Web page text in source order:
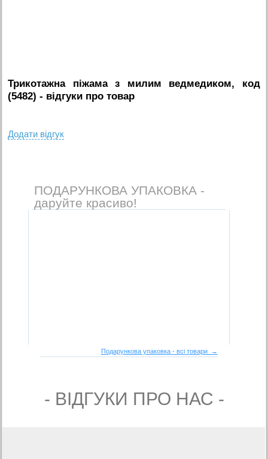
Трикотажна піжама з милим ведмедиком, код
(5482) - вiдгуки про товар
Додати вiдгук
ПОДАРУНКОВА УПАКОВКА -
даруйте красиво!
Подарункова упаковка - всі товари →
- ВIДГУКИ ПРО НАС -